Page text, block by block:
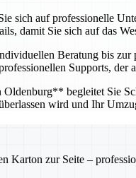
auf professionelle
damit Sie sich auf das
Beratung bis
Supports, der
begleitet Sie
wird und Ihr
Karton zur Seite –